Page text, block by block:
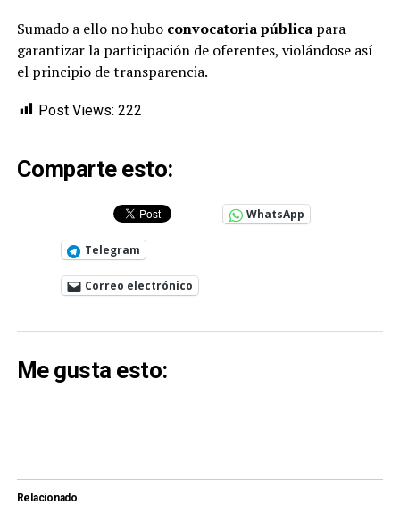
Sumado a ello no hubo convocatoria públicapara
garantizar la participación de oferentes, violándose así
el principio de transparencia.
Post Views: 222
Comparte esto:
WhatsApp
Telegram
Correo electrónico
Me gusta esto:
Relacionado